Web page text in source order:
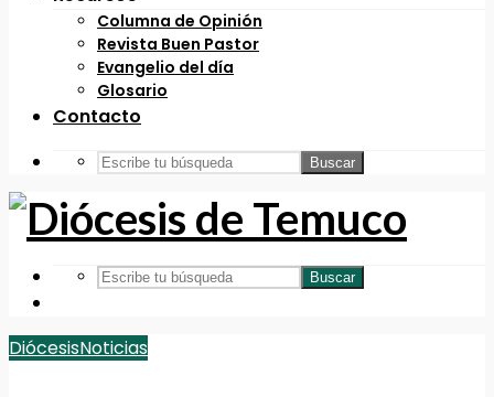
Columna de Opinión
Revista Buen Pastor
Evangelio del día
Glosario
Contacto
Buscar
Buscar
DiócesisNoticias